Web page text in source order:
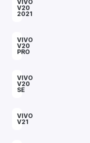
VIVO
V20
2021
VIVO
V20
PRO
VIVO
V20
SE
VIVO
V21